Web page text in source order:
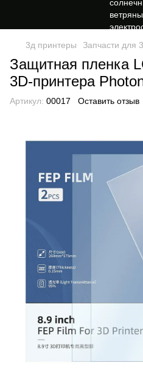
3д принтеры Запчасти для
Защитная пленка
3D-принтера
Артикул: 00017 Оставить отзыв